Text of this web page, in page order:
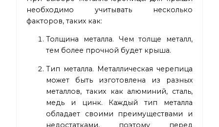
необходимо учитывать несколько
факторов, таких как:
Толщина металла. Чем толще металл,
тем более прочной будет крыша.
Тип металла. Металлическая черепица
может быть изготовлена из разных
металлов, таких как алюминий, сталь,
медь и цинк. Каждый тип металла
обладает своими преимуществами и
недостатками, поэтому перед